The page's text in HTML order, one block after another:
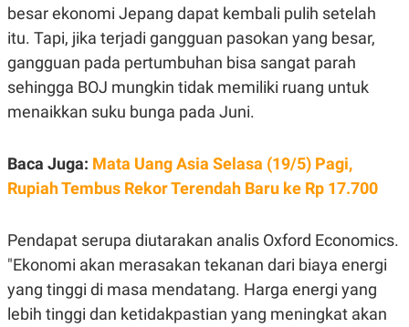
A
D
E
M
E
A
S
E
I
D
N
G
G
N
C
E
T
A
K
N
E
R
J
M
I
T
E
besar ekonomi Jepang dapat kembali pulih setelah
itu. Tapi, jika terjadi gangguan pasokan yang besar,
gangguan pada pertumbuhan bisa sangat parah
sehingga BOJ mungkin tidak memiliki ruang untuk
menaikkan suku bunga pada Juni.
Baca Juga: Mata Uang Asia Selasa (19/5) Pagi,
Rupiah Tembus Rekor Terendah Baru ke Rp 17.700
Pendapat serupa diutarakan analis Oxford Economics.
"Ekonomi akan merasakan tekanan dari biaya energi
yang tinggi di masa mendatang. Harga energi yang
lebih tinggi dan ketidakpastian yang meningkat akan